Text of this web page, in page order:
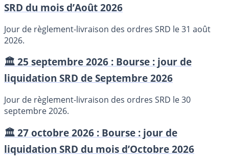
SRD du mois d’Août 2026
Jour de règlement-livraison des ordres SRD le 31 août
2026.
🏛️ 25 septembre 2026 : Bourse : jour de
liquidation SRD de Septembre 2026
Jour de règlement-livraison des ordres SRD le 30
septembre 2026.
🏛️ 27 octobre 2026 : Bourse : jour de
liquidation SRD du mois d’Octobre 2026